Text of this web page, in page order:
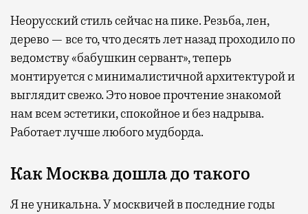
Неорусский стиль сейчас на пике. Резьба, лен,
дерево — все то, что десять лет назад проходило по
ведомству «бабушкин сервант», теперь
монтируется с минималистичной архитектурой и
выглядит свежо. Это новое прочтение знакомой
нам всем эстетики, спокойное и без надрыва.
Работает лучше любого мудборда.
Как Москва дошла до такого
Я не уникальна. У москвичей в последние годы